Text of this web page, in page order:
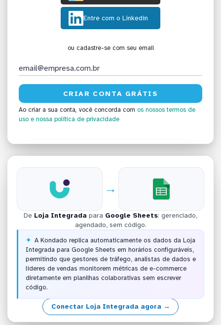
Entre com o Linkedin
ou cadastre-se com seu email
Ao criar a sua conta, você concorda com os nossos termos de
uso e nossa política de privacidade
→
De Loja Integrada para Google Sheets: gerenciado,
agendado, sem código.
A Kondado replica automaticamente os dados da Loja
Integrada para Google Sheets em horários configuráveis,
permitindo que gestores de tráfego, analistas de dados e
líderes de vendas monitorem métricas de e-commerce
diretamente em planilhas colaborativas sem escrever
código.
Conectar Loja Integrada agora →